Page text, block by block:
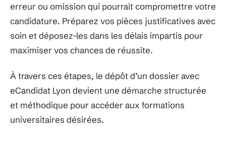
erreur ou omission qui pourrait compromettre votre
candidature. Préparez vos pièces justificatives avec
soin et déposez-les dans les délais impartis pour
maximiser vos chances de réussite.
À travers ces étapes, le dépôt d’un dossier avec
eCandidat Lyon devient une démarche structurée
et méthodique pour accéder aux formations
universitaires désirées.